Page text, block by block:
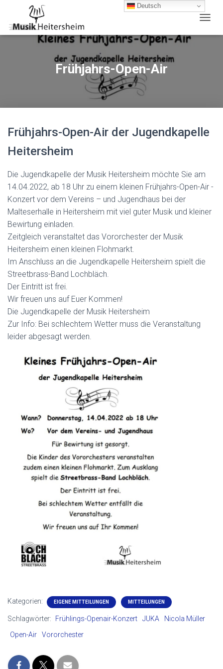
A
M
L
T
Frühjahrs-Open-Air
Frühjahrs-Open-Air der Jugendkapelle
Heitersheim
Die Jugendkapelle der Musik Heitersheim möchte Sie am
14.04.2022, ab 18 Uhr zu einem kleinen Frühjahrs-Open-Air -
Konzert vor dem Vereins – und Jugendhaus bei der
Malteserhalle in Heitersheim mit viel guter Musik und kleiner
Bewirtung einladen.
Zeitgleich veranstaltet das Vororchester der Musik
Heitersheim einen kleinen Flohmarkt.
Im Anschluss an die Jugendkapelle Heitersheim spielt die
Streetbrass-Band Lochbläch.
Der Eintritt ist frei.
Wir freuen uns auf Euer Kommen!
Die Jugendkapelle der Musik Heitersheim
Zur Info: Bei schlechtem Wetter muss die Veranstaltung
leider abgesagt werden.
Kategorien: EIGENE MITTEILUNGEN MITTEILUNGEN
Schlagwörter: Frühlings-Openair-Konzert JUKA
Nicola Müller
Open-Air
Vororchester
Deutsch